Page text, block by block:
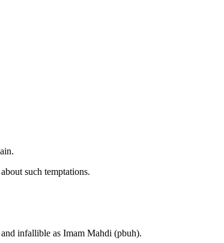
such temptations.
infallible as Imam Mahdi (pbuh).